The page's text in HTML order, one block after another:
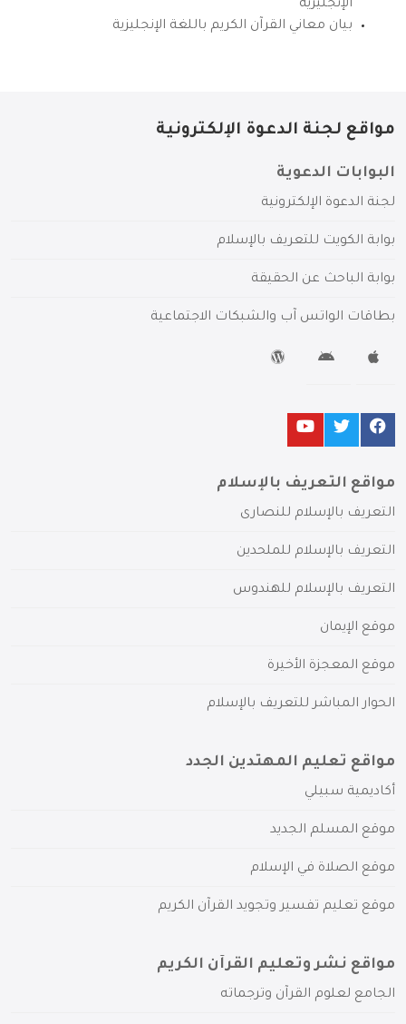
الإنجليزية
بيان معاني القرآن الكريم باللغة الإنجليزية
مواقع لجنة الدعوة الإلكترونية
البوابات الدعوية
لجنة الدعوة الإلكترونية
بوابة الكويت للتعريف بالإسلام
بوابة الباحث عن الحقيقة
بطاقات الواتس آب والشبكات الاجتماعية
مواقع التعريف بالإسلام
التعريف بالإسلام للنصارى
التعريف بالإسلام للملحدين
التعريف بالإسلام للهندوس
موقع الإيمان
موقع المعجزة الأخيرة
الحوار المباشر للتعريف بالإسلام
مواقع تعليم المهتدين الجدد
أكاديمية سبيلي
موقع المسلم الجديد
موقع الصلاة في الإسلام
موقع تعليم تفسير وتجويد القرآن الكريم
مواقع نشر وتعليم القرآن الكريم
الجامع لعلوم القرآن وترجماته